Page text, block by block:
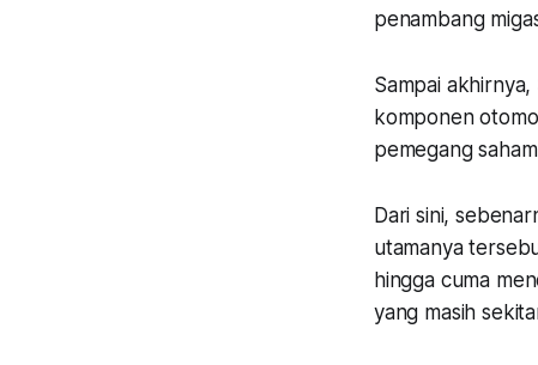
penambang
Sampai
komponen
pemegang
Dari sini,
utamanya
hingga cuma
yang masih